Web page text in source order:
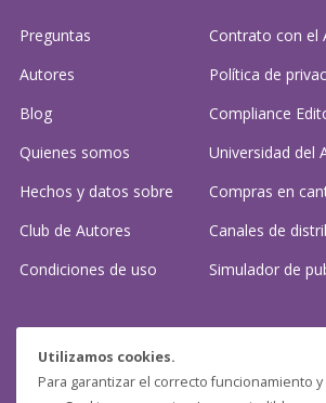
Utilizamos cookies.
Para garantizar el correcto funcionamiento
Preguntas
Autores
Blog
Quienes somos
Hechos y datos sobre
Club de Autores
Condiciones de uso
Contrato con el
Política de
Compliance
Universidad del
Compras en
Canales de
Simulador de
¿Necesitas ayuda?
Preguntas frecuentes